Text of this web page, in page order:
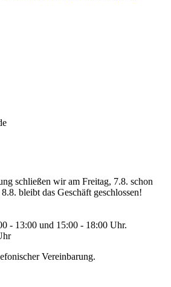
schließen wir am Freitag, 7.8. schon
bleibt das Geschäft geschlossen!
- 13:00 und 15:00 - 18:00 Uhr.
Vereinbarung.